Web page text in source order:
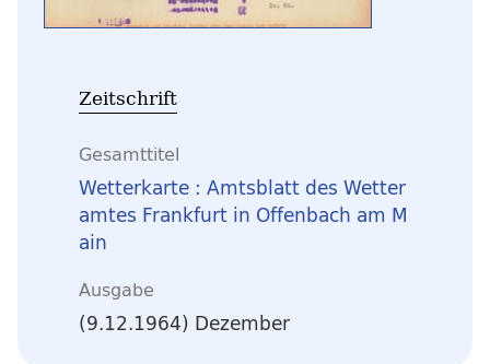
Zeitschrift
Gesamttitel
Wetterkarte : Amtsblatt des Wetter
amtes Frankfurt in Offenbach am M
ain
Ausgabe
(9.12.1964) Dezember